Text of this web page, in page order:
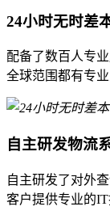
24小时无时差
配备了数百人专
全球范围都有专
自主研发物流
自主研发了对外
客户提供专业的